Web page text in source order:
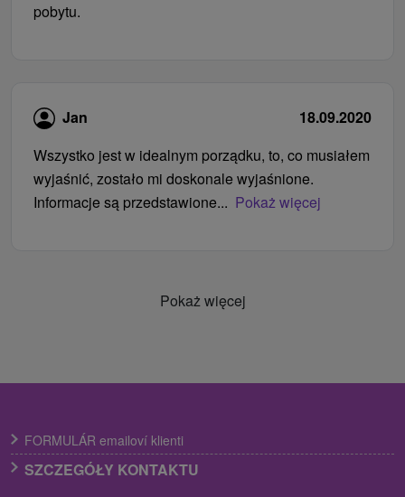
pobytu.
Jan
18.09.2020
Wszystko jest w idealnym porządku, to, co musiałem
wyjaśnić, zostało mi doskonale wyjaśnione.
Informacje są przedstawione... Pokaż więcej
Pokaż więcej
FORMULÁR emailoví klienti
SZCZEGÓŁY KONTAKTU